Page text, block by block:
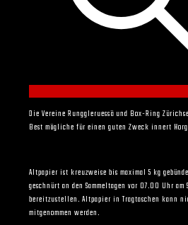
Die Vereine Runggleruessä und Box-Ring
Best mögliche für einen guten Zweck innert
Altpapier ist kreuzweise bis maximal 5 kg
geschnürt an den Sammeltagen vor 07.00 Uhr am
bereitzustellen. Altpapier in Tragtaschen kann
mitgenommen werden.